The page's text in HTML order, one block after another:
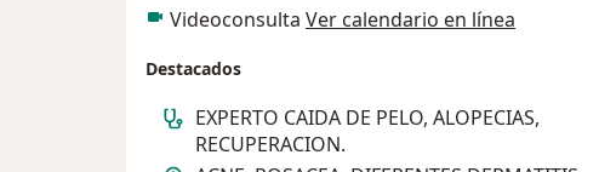
Videoconsulta Ver calendario en línea
Destacados
EXPERTO CAIDA DE PELO, ALOPECIAS,
RECUPERACION.